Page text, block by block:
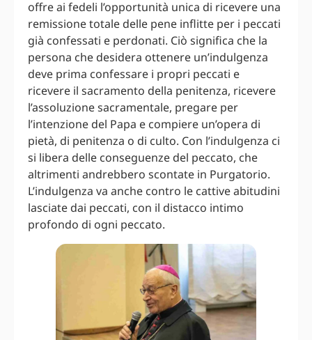
offre ai fedeli l’opportunità unica di ricevere una
remissione totale delle pene inflitte per i peccati
già confessati e perdonati. Ciò significa che la
persona che desidera ottenere un’indulgenza
deve prima confessare i propri peccati e
ricevere il sacramento della penitenza, ricevere
l’assoluzione sacramentale, pregare per
l’intenzione del Papa e compiere un’opera di
pietà, di penitenza o di culto. Con l’indulgenza ci
si libera delle conseguenze del peccato, che
altrimenti andrebbero scontate in Purgatorio.
L’indulgenza va anche contro le cattive abitudini
lasciate dai peccati, con il distacco intimo
profondo di ogni peccato.